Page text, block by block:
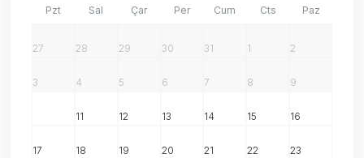
Pzt Sal Çar Per Cum Cts Paz
27 28 29 30 31 1 2
3 4 5 6 7 8 9
11 12 13 14 15 16
17 18 19 20 21 22 23